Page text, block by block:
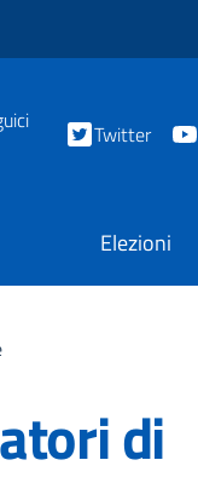
Twitter
Elezioni
di